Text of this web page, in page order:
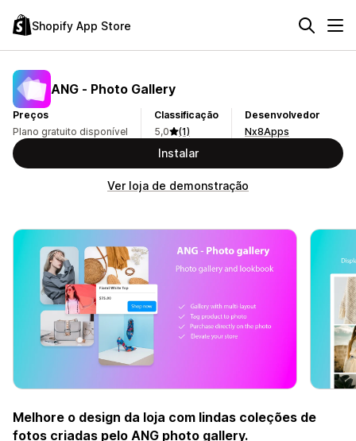
Shopify App Store
ANG ‑ Photo Gallery
Preços
Plano gratuito disponível
Classificação
5,0
(1)
Desenvolvedor
Nx8Apps
Instalar
Ver loja de demonstração
Melhore o design da loja com lindas coleções de
fotos criadas pelo ANG photo gallery.